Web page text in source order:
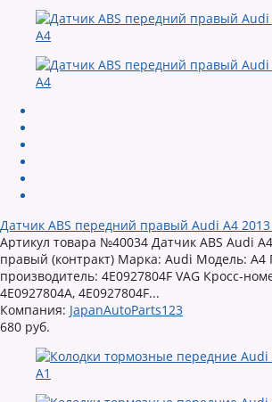
Датчик ABS передний правый Audi A4
Артикул товара №40034 Датчик ABS Audi
правый (контракт) Марка: Audi Модель: A4
производитель: 4E0927804F VAG Кросс-
4E0927804A, 4E0927804F...
Компания: JapanAutoParts123
680 руб.